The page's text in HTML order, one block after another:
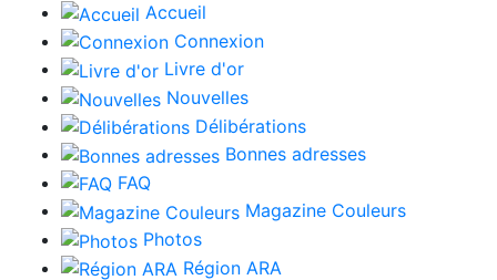
Accueil
Connexion
Livre d'or
Nouvelles
Délibérations
Bonnes adresses
FAQ
Magazine Couleurs
Photos
Région ARA